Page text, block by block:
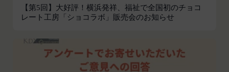
【第5回】大好評！横浜発祥、福祉で全国初のチョコ
レート工房「ショコラボ」販売会のお知らせ
携先に開示を認めた情報を取得することがありま
す。
当社は、お客様からご提供いただいたお客様情報
を、当社各サービスの利用規約において定める利用
目的の範囲内で利用します。
す。
第2条（総則・適用範囲）
に関し適用され、登録手続き完了後の本サービスの
提供条件及び当社と会員との権利義務関係を定める